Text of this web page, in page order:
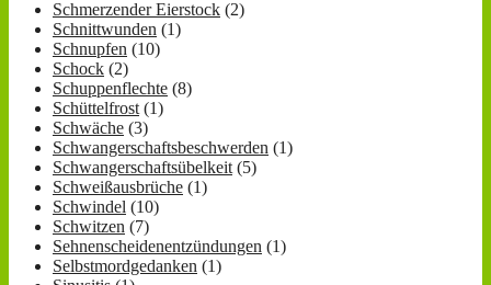
Schmerzender Eierstock (2)
Schnittwunden (1)
Schnupfen (10)
Schock (2)
Schuppenflechte (8)
Schüttelfrost (1)
Schwäche (3)
Schwangerschaftsbeschwerden (1)
Schwangerschaftsübelkeit (5)
Schweißausbrüche (1)
Schwindel (10)
Schwitzen (7)
Sehnenscheidenentzündungen (1)
Selbstmordgedanken (1)